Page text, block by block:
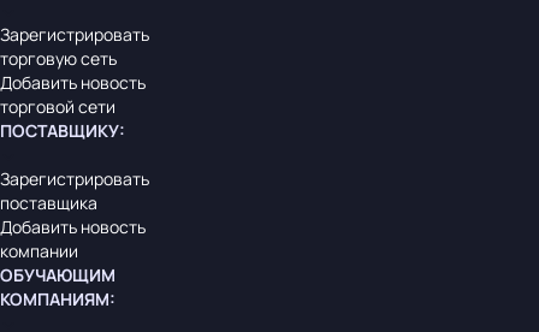
Зарегистрировать
торговую сеть
Добавить новость
торговой сети
ПОСТАВЩИКУ:
Зарегистрировать
поставщика
Добавить новость
компании
ОБУЧАЮЩИМ
КОМПАНИЯМ: